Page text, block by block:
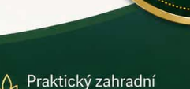
Cena: 279 Kč
Doručíme do: 10.8.